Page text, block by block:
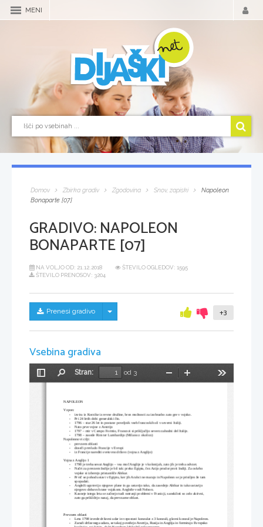
MENI
Domov Zbirka gradiv Zgodovina Snov, zapiski
Napoleon
Bonaparte [07]
GRADIVO:NAPOLEON
BONAPARTE [07]
NA VOLJO OD: 21.12.2018
ŠTEVILO OGLEDOV: 1595
ŠTEVILO PRENOSOV: 3204
Prenesi gradivo Skrij/prikaži meni +3
Vsebina gradiva
Preklopi
Stran:
od 3
Pomanjšaj
NAPOLEON
Vzpon:

izvira iz Korzike iz revne družine, brez možnosti za izobrazbo zato gre v vojsko.

Pri 24 letih dobi generalski čin.

1796 – star 26 let in postane poveljnik vseh francoskih sil v severni Italiji.

Nato prve vojne z Avstrijo

1797 – mir v Campo Formio, Francozi si priključijo severo zahodni del Italije.

1798 – zasede Rim ter Lumbardijo (Milano z okolico)
Napoleonovi cilji:

prevzem oblasti

doseči prevlado Francije v Evropi

iz Francije narediti svetovno državo (vojna z Anglijo)
Vojna z Anglijo 1

1798 je treba sesut Anglijo – vsa moč Anglije je v kolonijah, zato jih je treba odvzet.

Načrt za prevzem Indije je bil tak: preko Egipta, čez Azijo prodor proti Indiji. Za oskrbo
vojske si izberejo pristanišče Abikur.

Prvič se pohod ustavi v Egiptu, ker jih Arabci ne marajo in Napoleon se je prisiljen že tam
spopadati.

Angleži ugotovijo njegove plane in ga ustavijo tako, da zasedejo Abikur in tako ustavijo
njegovo dobavo hrane vojakom. Angleže vodi Nelson.

Kasneje istega leta se začnejo tudi notranji problemi v Franicji, sanskiloti so zelo aktivni,
zato ga prikličejo nazaj, da prevzame oblast.
Prevzem oblasti

Leta 1798 izvede državni udar in vzpostavi konzulat z 3 konzuli, glavni konzul je Napoleon.

Zaradi državnega udara, se takoj povežejo Avstrija, Rusija in Anglija in formirajo Evropsko